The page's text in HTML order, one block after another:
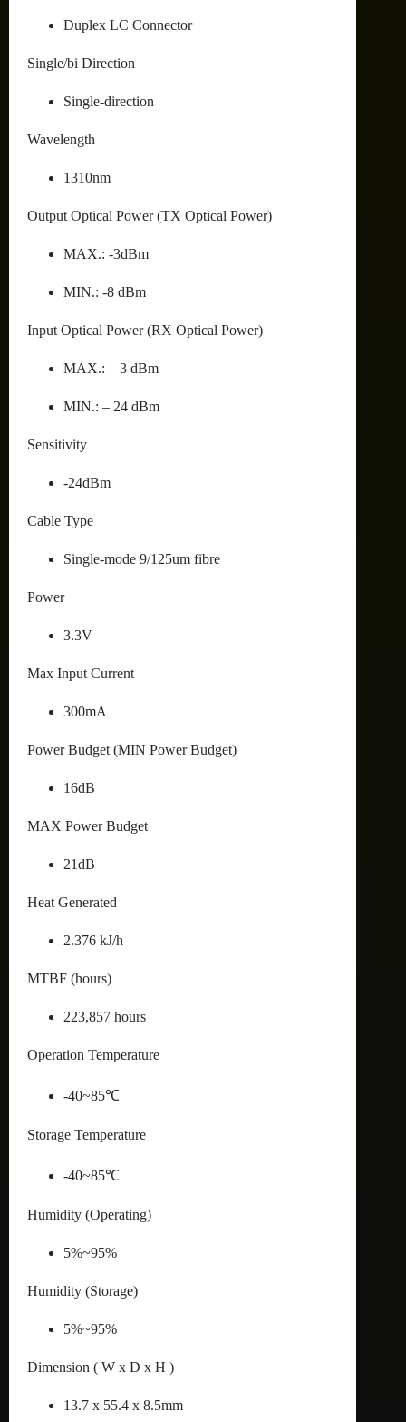
Duplex LC Connector
Single/bi Direction
Single-direction
Wavelength
1310nm
Output Optical Power (TX Optical Power)
MAX.: -3dBm
MIN.: -8 dBm
Input Optical Power (RX Optical Power)
MAX.: – 3 dBm
MIN.: – 24 dBm
Sensitivity
-24dBm
Cable Type
Single-mode 9/125um fibre
Power
3.3V
Max Input Current
300mA
Power Budget (MIN Power Budget)
16dB
MAX Power Budget
21dB
Heat Generated
2.376 kJ/h
MTBF (hours)
223,857 hours
Operation Temperature
-40~85℃
Storage Temperature
-40~85℃
Humidity (Operating)
5%~95%
Humidity (Storage)
5%~95%
Dimension ( W x D x H )
13.7 x 55.4 x 8.5mm